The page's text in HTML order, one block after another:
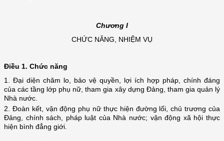
Chương I
CHỨC NĂNG, NHIỆM VỤ
Điều 1. Chức năng
1. Đại diện chăm lo, bảo vệ quyền, lợi ích hợp pháp, chính đáng
của các tầng lớp phụ nữ, tham gia xây dựng Đảng, tham gia quản lý
Nhà nước.
2. Đoàn kết, vận động phụ nữ thực hiện đường lối, chủ trương của
Đảng, chính sách, pháp luật của Nhà nước; vận động xã hội thực
hiện bình đẳng giới.